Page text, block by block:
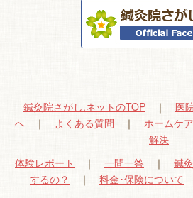
鍼灸院さがし.ネットのTOP ｜ 医
へ ｜ よくある質問 ｜ ホームケア
解決
体験レポート
｜ 一問一答 ｜ 鍼
するの？
｜ 料金･保険について